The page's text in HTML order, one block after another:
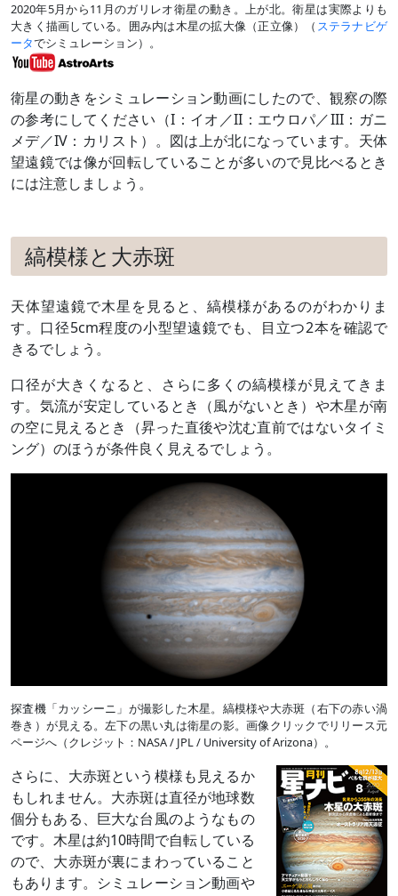
2020年5月から11月のガリレオ衛星の動き。上が北。衛星は実際よりも
大きく描画している。囲み内は木星の拡大像（正立像）（ ステラナビゲ
ータでシミュレーション）。
衛星の動きをシミュレーション動画にしたので、観察の際
の参考にしてください（I：イオ／II：エウロパ／III：ガニ
メデ／IV：カリスト）。図は上が北になっています。天体
望遠鏡では像が回転していることが多いので見比べるとき
には注意しましょう。
縞模様と大赤斑
天体望遠鏡で木星を見ると、縞模様があるのがわかりま
す。口径5cm程度の小型望遠鏡でも、目立つ2本を確認で
きるでしょう。
口径が大きくなると、さらに多くの縞模様が見えてきま
す。気流が安定しているとき（風がないとき）や木星が南
の空に見えるとき（昇った直後や沈む直前ではないタイミ
ング）のほうが条件良く見えるでしょう。
探査機「カッシーニ」が撮影した木星。縞模様や大赤斑（右下の赤い渦
巻き）が見える。左下の黒い丸は衛星の影。画像クリックでリリース元
ページへ（クレジット：NASA / JPL / University of Arizona）。
さらに、大赤斑という模様も見えるか
もしれません。大赤斑は直径が地球数
個分もある、巨大な台風のようなもの
です。木星は約10時間で自転している
ので、大赤斑が裏にまわっていること
もあります。シミュレーション動画や